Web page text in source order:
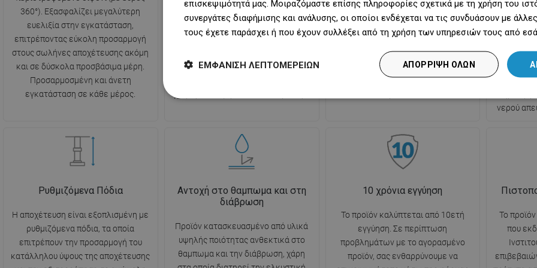
360°). Εξασφαλίζει μεγαλύτερη
ευελιξία στην εγκατάσταση,
επιτρέποντας εύκολη προσαρμογή
στους σωλήνες αποχέτευσης ακόμη
και σε δύσκολα προσβάσιμα μέρη.
Προσαρμοσμένη και άνετη
εγκατάσταση σε κάθε μέρος.
την απομάκρυνση του
χρησιμοποιημένου νερού,
προσφέροντας ταυτόχρονα
επιστροφή των δυσάρεστων οσμών
γρήγορο. Αρκεί να αφαιρέσετε το
επάνω, κινητό στοιχείο, να
αφαιρέσετε τους ρύπους και να το
ξεπλύνετε με νερό. Ιδανική
υποστήριξη για τη φροντίδα της
υγιεινής και της καθαριότητας στο
νερού
Ρυθμιζόμενα Πόδια
Η αποχέτευση είναι εξοπλισμένη με
ρυθμιζόμενα πόδια, τα οποία
επιτρέπουν την προσαρμογή του
κατάλληλου ύψους της αποχέτευσης
Αντοχή στο θαμπωμα και στη
διάβρωση
Προϊόν κατασκευασμένο από υλικά
υψηλής ποιότητας ανθεκτικά στο
θαμπωμα και την διάβρωση, χάρη
10 χρόνια εγγύηση
Το προϊόν καλύπτεται από 10ετή
εγγύηση. Σε περίπτωση
προβλημάτων με το αγορασμένο
προϊόν, σας ενθαρρύνουμε να
Το προϊόν
που
επισκεψιμότητά μας. Μοιραζόμαστε επίσης πληροφορίες σχετικά με τη χρήση του
συνεργάτες διαφήμισης και ανάλυσης, οι οποίοι ενδέχεται να τις συνδυάσουν με
τους έχετε παράσχει ή που έχουν συλλέξει από τη χρήση των υπηρεσιών τους από
ΑΠΌΡΡΙΨΗ ΌΛΩΝ
ΕΜΦΆΝΙΣΗ ΛΕΠΤΟΜΕΡΕΙΏΝ